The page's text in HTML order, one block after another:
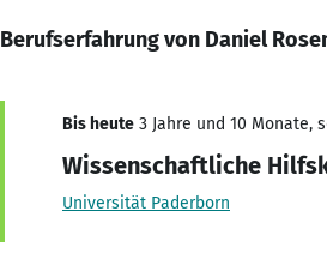
Berufserfahrung von Daniel
Bis heute 3 Jahre und 10 Monate,
Wissenschaftliche
Universität Paderborn